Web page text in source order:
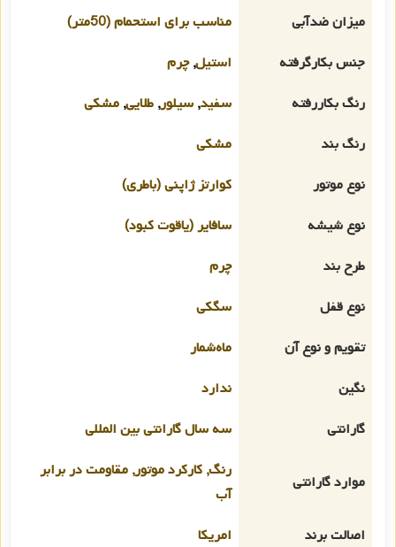
میزان ضدآبی
مناسب برای استحمام (50متر)
جنس بکارگرفته
استیل,چرم
رنگ بکاررفته
سفید, سیلور, طلایی, مشکی
رنگ بند
مشکی
نوع موتور
کوارتز ژاپنی (باطری)
نوع شیشه
سافایر (یاقوت کبود)
طرح بند
چرم
نوع قفل
سگکی
تقویم و نوع آن
ماه‌شمار
نگین
ندارد
گارانتی
سه سال گارانتی بین المللی
موارد گارانتی
رنگ, کارکرد موتور, مقاومت در برابر
آب
اصالت برند
امریکا